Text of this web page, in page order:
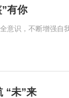
有你
意识，不断增强
“未”来